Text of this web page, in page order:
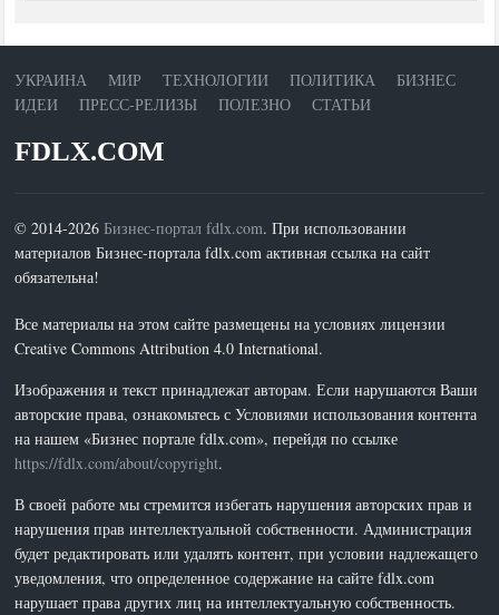
УКРАИНА МИР ТЕХНОЛОГИИ ПОЛИТИКА
БИЗНЕС
ИДЕИ
ПРЕСС-РЕЛИЗЫ ПОЛЕЗНО СТАТЬИ
FDLX.COM
© 2014-2026Бизнес-портал fdlx.com. При использовании
материалов Бизнес-портала fdlx.com активная ссылка на сайт
обязательна!
Все материалы на этом сайте размещены на условиях лицензии
Creative Commons Attribution 4.0 International.
Изображения и текст принадлежат авторам. Если нарушаются Ваши
авторские права, ознакомьтесь с Условиями использования контента
на нашем «Бизнес портале fdlx.com», перейдя по ссылке
https://fdlx.com/about/copyright.
В своей работе мы стремится избегать нарушения авторских прав и
нарушения прав интеллектуальной собственности. Администрация
будет редактировать или удалять контент, при условии надлежащего
уведомления, что определенное содержание на сайте fdlx.com
нарушает права других лиц на интеллектуальную собственность.